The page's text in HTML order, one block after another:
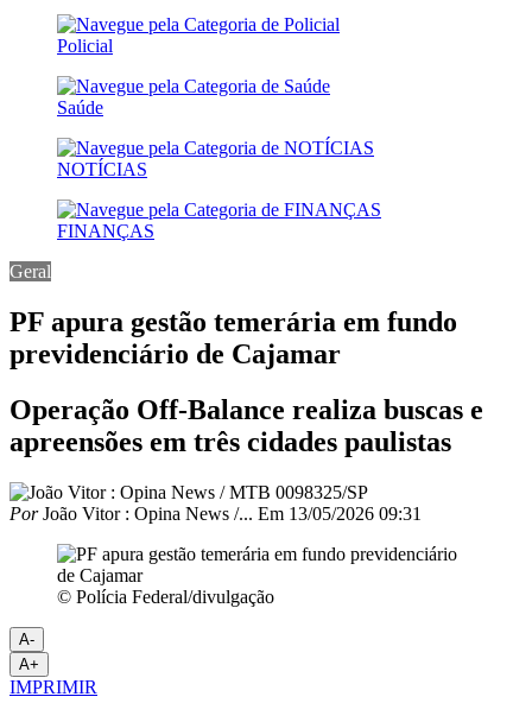
Policial
Saúde
NOTÍCIAS
FINANÇAS
Geral
PF apura gestão temerária em fundo
previdenciário de Cajamar
Operação Off-Balance realiza buscas e
apreensões em três cidades paulistas
PorJoão Vitor : Opina News /... Em 13/05/2026 09:31
© Polícia Federal/divulgação
A-
A+
IMPRIMIR